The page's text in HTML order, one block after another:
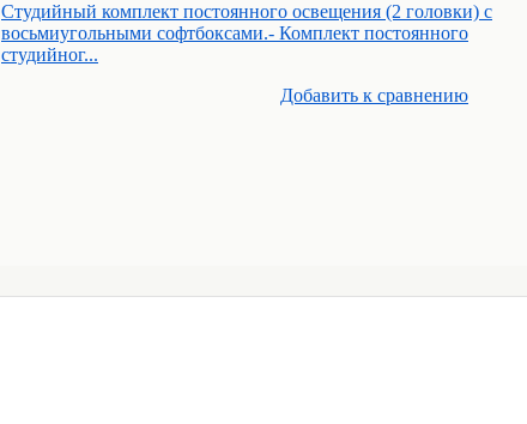
Студийный комплект постоянного освещения (2 головки) с
восьмиугольными софтбоксами.- Комплект постоянного
студийног...
Добавить к cравнению